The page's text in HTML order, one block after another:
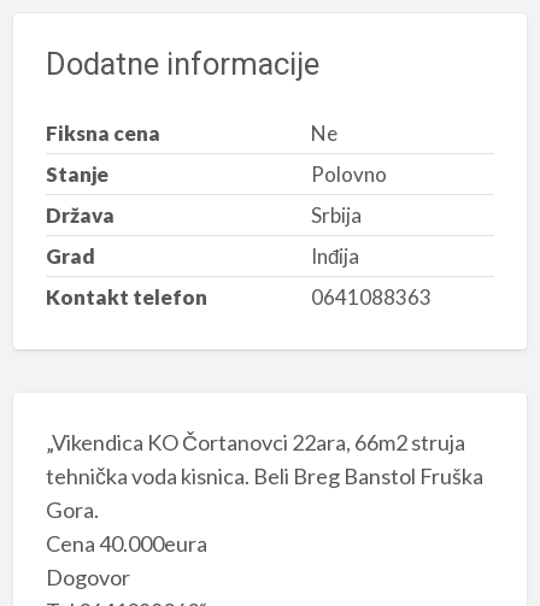
Dodatne informacije
Fiksna cena
Ne
Stanje
Polovno
Država
Srbija
Grad
Inđija
Kontakt telefon
0641088363
„Vikendica KO Čortanovci 22ara, 66m2 struja
tehnička voda kisnica. Beli Breg Banstol Fruška
Gora.
Cena 40.000eura
Dogovor